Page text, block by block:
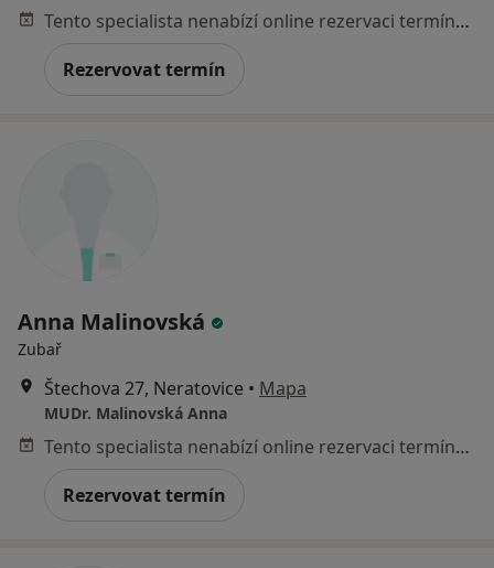
Tento specialista nenabízí online rezervaci termínu na této adrese.
Rezervovat termín
Anna Malinovská
Zubař
Štechova 27, Neratovice • Mapa
MUDr. Malinovská Anna
Tento specialista nenabízí online rezervaci termínu na této adrese.
Rezervovat termín